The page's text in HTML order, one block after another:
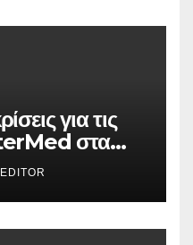
για τις
στα